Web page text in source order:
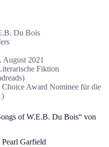
Du Bois
August 2021
Fiktion
Choice Award Nominee für die
of W.E.B. Du Bois“ von
Garfield